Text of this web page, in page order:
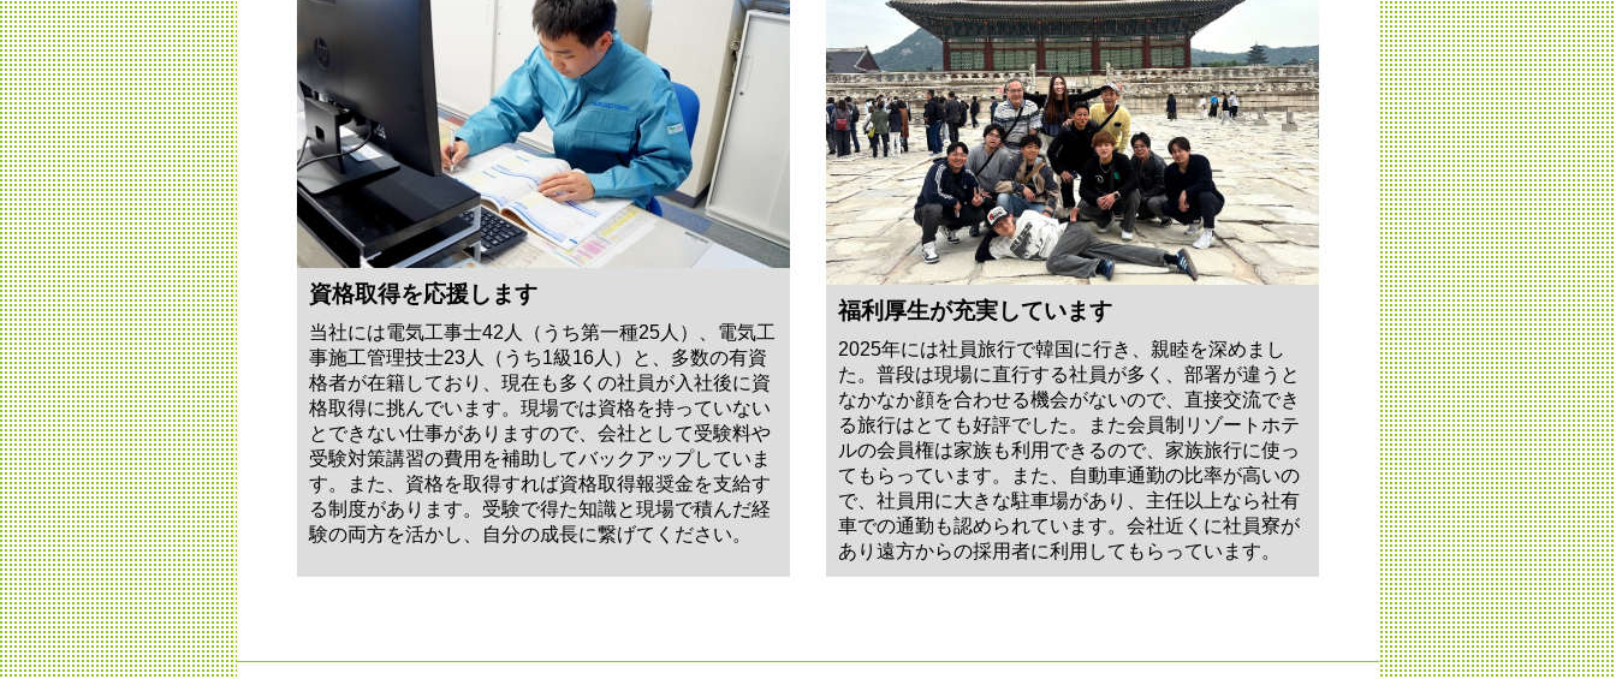
資格取得を応援します
当社には電気工事士42人（うち第一種25人）、電気工
事施工管理技士23人（うち1級16人）と、多数の有資
格者が在籍しており、現在も多くの社員が入社後に資
格取得に挑んでいます。現場では資格を持っていない
とできない仕事がありますので、会社として受験料や
受験対策講習の費用を補助してバックアップしていま
す。また、資格を取得すれば資格取得報奨金を支給す
る制度があります。受験で得た知識と現場で積んだ経
験の両方を活かし、自分の成長に繋げてください。
福利厚生が充実しています
2025年には社員旅行で韓国に行き、親睦を深めまし
た。普段は現場に直行する社員が多く、部署が違うと
なかなか顔を合わせる機会がないので、直接交流でき
る旅行はとても好評でした。また会員制リゾートホテ
ルの会員権は家族も利用できるので、家族旅行に使っ
てもらっています。また、自動車通勤の比率が高いの
で、社員用に大きな駐車場があり、主任以上なら社有
車での通勤も認められています。会社近くに社員寮が
あり遠方からの採用者に利用してもらっています。